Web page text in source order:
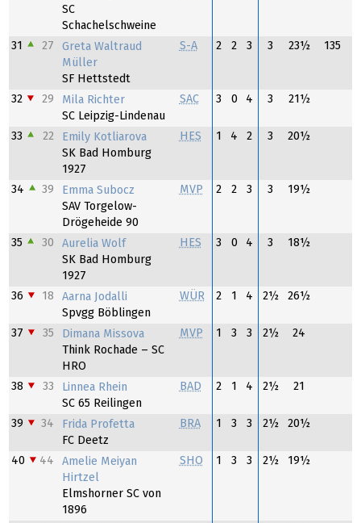
SC
Schachelschweine
31 27
Greta Waltraud
Müller
SF Hettstedt
S-A 2 2 3 3 23½ 135
32 29
Mila Richter
SC Leipzig-Lindenau
SAC 3 0 4 3 21½
33 22
Emily Kotliarova
SK Bad Homburg
1927
HES 1 4 2 3 20½
34 39
Emma Subocz
SAV Torgelow-
Drögeheide 90
MVP 2 2 3 3 19½
35 30
Aurelia Wolf
SK Bad Homburg
1927
HES 3 0 4 3 18½
36 18
Aarna Jodalli
Spvgg Böblingen
WÜR 2 1 4 2½ 26½
37 35
Dimana Missova
Think Rochade – SC
HRO
MVP 1 3 3 2½ 24
38 33
Linnea Rhein
SC 65 Reilingen
BAD 2 1 4 2½ 21
39 34
Frida Profetta
FC Deetz
BRA 1 3 3 2½ 20½
40 44
Amelie Meiyan
Hirtzel
Elmshorner SC von
1896
SHO 1 3 3 2½ 19½